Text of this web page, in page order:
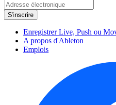
Enregistrer Live, Push ou
A propos d'Ableton
Emplois